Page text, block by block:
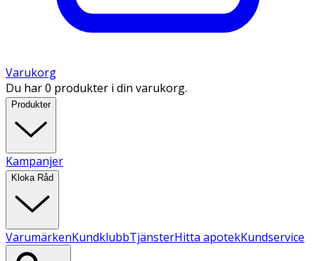
Varukorg
Du har 0 produkter i din varukorg.
Produkter
Kampanjer
Kloka Råd
VarumärkenKundklubbTjänsterHitta apotekKundservice